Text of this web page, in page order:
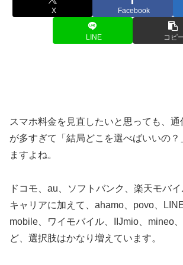
X Facebook
LINE コピ
スマホ料金を見直したいと思っても、
が多すぎて「結局どこを選べばいいの
ますよね。
ドコモ、au、ソフトバンク、楽天モバ
キャリアに加えて、ahamo、povo、
mobile、ワイモバイル、IIJmio、mineo
ど、選択肢はかなり増えています。